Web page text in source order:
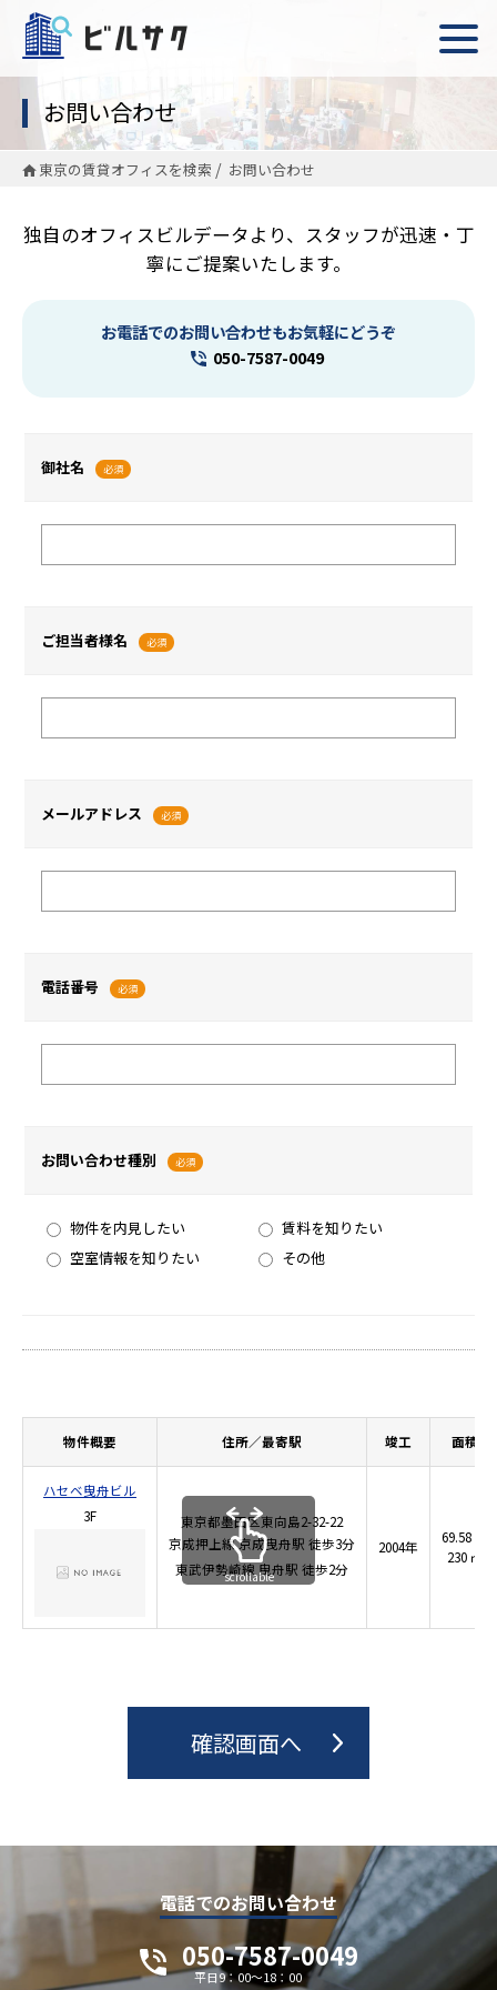
お問い合わせ
東京の賃貸オフィスを検索 お問い合わせ
独自のオフィスビルデータより、スタッフが迅速・丁
寧にご提案いたします。
お電話でのお問い合わせもお気軽にどうぞ
050-7587-0049
御社名 必須
ご担当者様名 必須
メールアドレス 必須
電話番号 必須
お問い合わせ種別 必須
物件を内見したい
賃料を知りたい
空室情報を知りたい
その他
物件概要 住所／最寄駅 竣工 面積
ハセベ曳舟ビル
3F
東京都墨田区東向島2-32-22
京成押上線京成曳舟駅 徒歩3分
東武伊勢崎線 曳舟駅 徒歩2分
2004年
69.58 坪
230 ㎡
scrollable
電話でのお問い合わせ
050-7587-0049
平日9：00～18：00